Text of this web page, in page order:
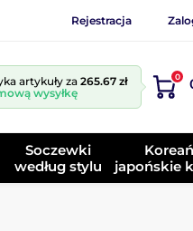
Rejestracja
artykuły za265.67 zł
wysyłkę
0
Soczewki
według stylu
japońskie